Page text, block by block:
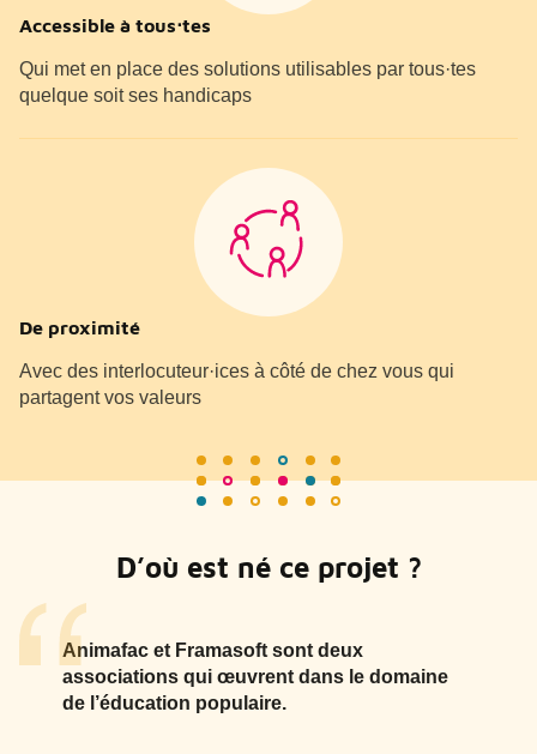
Accessible à tous⋅tes
Qui met en place des solutions utilisables par tous·tes
quelque soit ses handicaps
De proximité
Avec des interlocuteur·ices à côté de chez vous qui
partagent vos valeurs
D’où est né ce projet ?
Animafac et Framasoft sont deux
associations qui œuvrent dans le domaine
de l’éducation populaire.